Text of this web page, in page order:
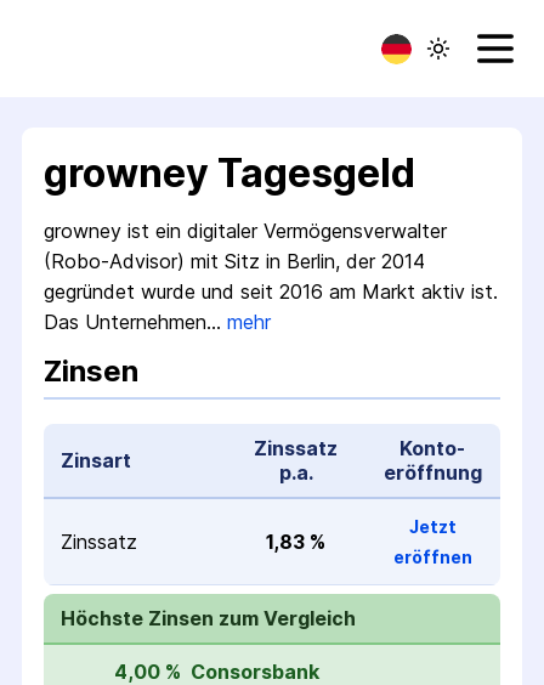
growney Tagesgeld
growney ist ein digitaler Vermögens­verwalter
(Robo-Advisor) mit Sitz in Berlin, der 2014
gegründet wurde und seit 2016 am Markt aktiv ist.
Das Unternehmen… mehr
Zinsen
Zinsart
Zinssatz
p.a.
Konto­
eröffnung
Zinssatz 1,83 %
Jetzt
eröffnen
Höchste Zinsen zum Vergleich
4,00 % Consorsbank